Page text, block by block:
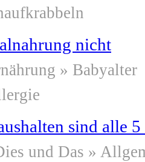
nicht
» Babyalter
sind alle
und Das »